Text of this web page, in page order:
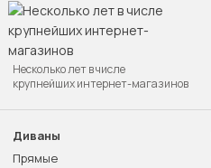
Несколько лет в числе
крупнейших интернет-магазинов
Диваны
Прямые